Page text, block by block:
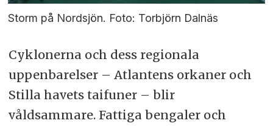
Storm på Nordsjön. Foto: Torbjörn Dalnäs
Cyklonerna och dess regionala
uppenbarelser – Atlantens orkaner och
Stilla havets taifuner – blir
våldsammare. Fattiga bengaler och